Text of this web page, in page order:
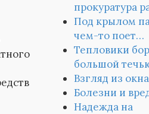
прокуратура
Под крылом
чем-то поет…
Тепловики
большой
Взгляд из окна
Болезни и
Надежда на